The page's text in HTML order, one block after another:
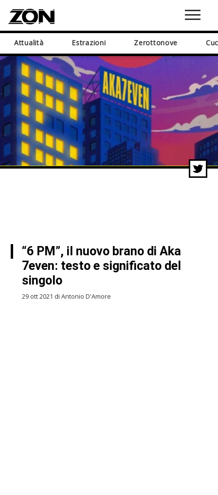
Attualità Estrazioni Zerottonove
“6 PM”, il nuovo brano di Aka
7even: testo e significato del
singolo
29 ott 2021 di Antonio D'Amore